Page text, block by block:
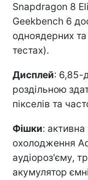
Snapdragon 8
Geekbench 6
одноядерних
тестах).
Дисплей: 6,85-
роздільною
пікселів та
Фішки:
охолодження
аудіороз'єму,
акумулятор